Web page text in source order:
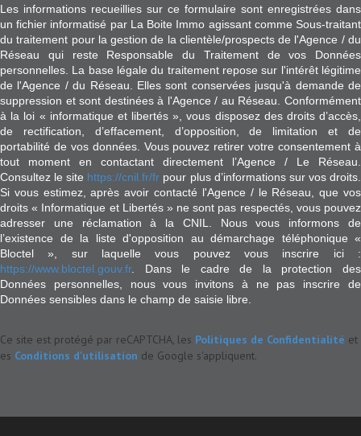
Les informations recueillies sur ce formulaire sont enregistrées dans
un fichier informatisé par La Boite Immo agissant comme Sous-traitant
du traitement pour la gestion de la clientèle/prospects de l'Agence / du
Réseau qui reste Responsable du Traitement de vos Données
personnelles. La base légale du traitement repose sur l'intérêt légitime
de l'Agence / du Réseau. Elles sont conservées jusqu'à demande de
suppression et sont destinées à l'Agence / au Réseau. Conformément
à la loi « informatique et libertés », vous disposez des droits d’accès,
de rectification, d’effacement, d’opposition, de limitation et de
portabilité de vos données. Vous pouvez retirer votre consentement à
tout moment en contactant directement l’Agence / Le Réseau.
Consultez le site https://cnil.fr/fr pour plus d’informations sur vos droits.
Si vous estimez, après avoir contacté l'Agence / le Réseau, que vos
droits « Informatique et Libertés » ne sont pas respectés, vous pouvez
adresser une réclamation à la CNIL. Nous vous informons de
l’existence de la liste d'opposition au démarchage téléphonique «
Bloctel », sur laquelle vous pouvez vous inscrire ici :
https://www.bloctel.gouv.fr. Dans le cadre de la protection des
Données personnelles, nous vous invitons à ne pas inscrire de
Données sensibles dans le champ de saisie libre.
Ce site est protégé par reCAPTCHA, les Politiques de Confidentialité et
es Conditions d'utilisation de Google s'appliquent.